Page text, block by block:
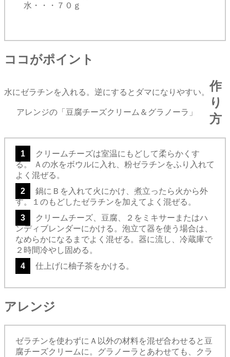
水・・・７０ｇ
ココがポイント
水にゼラチンを入れる。逆にするとダマになりやすい。
アレンジの「豆腐チーズクリーム＆グラノーラ」
作
り
方
1
クリームチーズは室温にもどして柔らかくす
る。 Ａの水をボウルに入れ、粉ゼラチンをふり入れて
よく混ぜる。
2
鍋にＢを入れて火にかけ、煮立ったら火から外
す。１のもどしたゼラチンを加えてよく混ぜる。
3
クリームチーズ、豆腐、２をミキサーまたはハ
ンディブレンダーにかける。泡立て器を使う場合は、
なめらかになるまでよく混ぜる。器に流し、冷蔵庫で
２時間冷やし固める。
4
仕上げに柚子茶をかける。
アレンジ
ゼラチンを使わずにＡ以外の材料を混ぜ合わせると豆
腐チーズクリームに。グラノーラとあわせても、クラ